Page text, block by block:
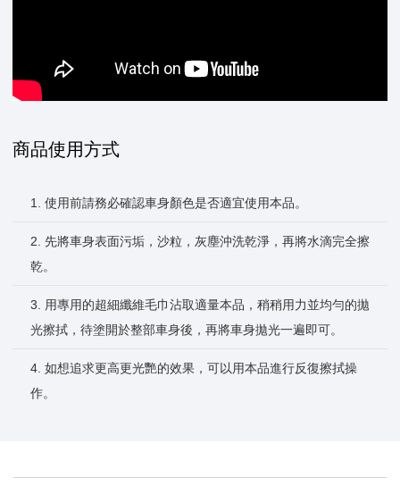
商品使用方式
1. 使用前請務必確認車身顏色是否適宜使用本品。
2. 先將車身表面污垢，沙粒，灰塵沖洗乾淨，再將水滴完全擦
乾。
3. 用專用的超細纖維毛巾沾取適量本品，稍稍用力並均勻的拋
光擦拭，待塗開於整部車身後，再將車身拋光一遍即可。
4. 如想追求更高更光艷的效果，可以用本品進行反復擦拭操
作。